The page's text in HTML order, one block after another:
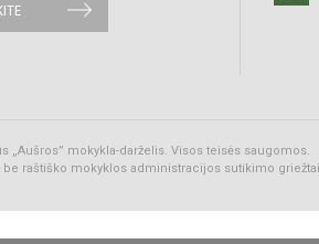
„Aušros” mokykla-darželis. Visos teisės saugomos.
raštiško mokyklos administracijos sutikimo